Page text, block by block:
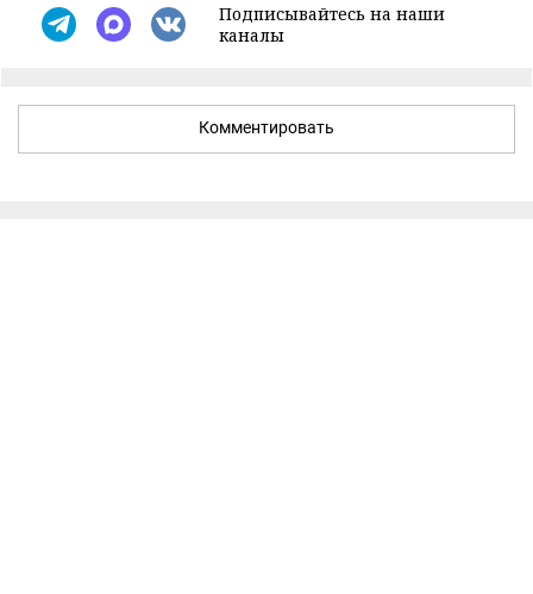
Подписывайтесь на наши
каналы
Комментировать